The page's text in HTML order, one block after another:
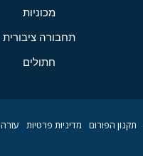
מכוניות
תחבורה ציבורית
חתולים
תקנון הפורום מדיניות פרטיות עזרה